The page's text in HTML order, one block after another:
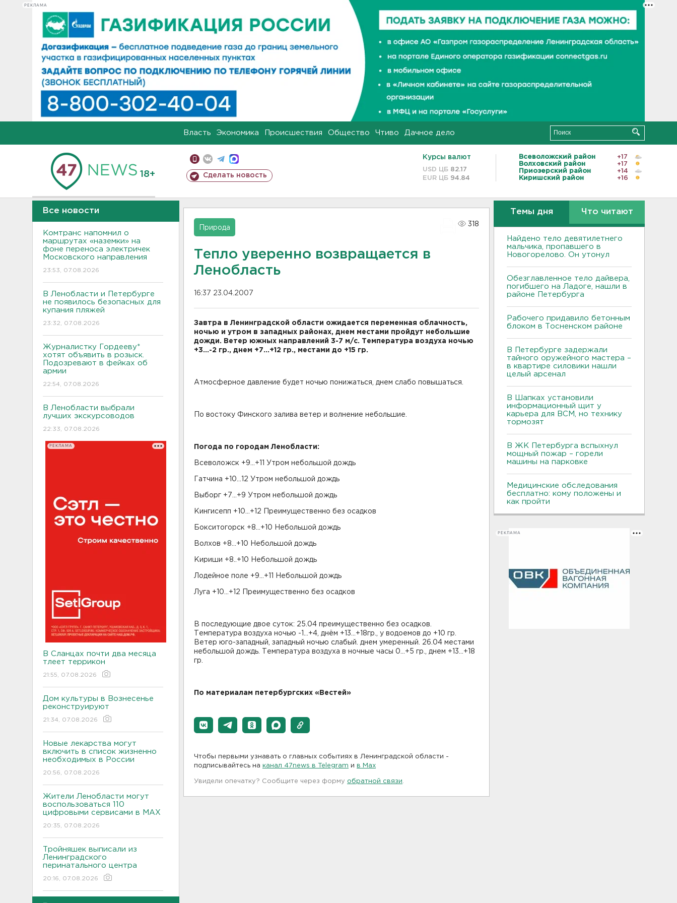
РЕКЛАМА
Власть Экономика Происшествия Общество Чтиво Дачное дело
18+ Сделать новость
Курсы валют
USD ЦБ 82.17
EUR ЦБ 94.84
Всеволожский район
+17
Волховский район
+17
Приозерский район
+14
Киришский район
+16
Все новости
Комтранс напомнил о
маршрутах «наземки» на
фоне переноса электричек
Московского направления
23:53, 07.08.2026
В Ленобласти и Петербурге
не появилось безопасных для
купания пляжей
23:32, 07.08.2026
Журналистку Гордееву*
хотят объявить в розыск.
Подозревают в фейках об
армии
22:54, 07.08.2026
В Ленобласти выбрали
лучших экскурсоводов
22:33, 07.08.2026
РЕКЛАМА
В Сланцах почти два месяца
тлеет террикон
21:55, 07.08.2026
Дом культуры в Вознесенье
реконструируют
21:34, 07.08.2026
Новые лекарства могут
включить в список жизненно
необходимых в России
20:56, 07.08.2026
Жители Ленобласти могут
воспользоваться 110
цифровыми сервисами в МАХ
20:35, 07.08.2026
Тройняшек выписали из
Ленинградского
перинатального центра
20:16, 07.08.2026
Природа
318
Тепло уверенно возвращается в
Ленобласть
16:37 23.04.2007
Завтра в Ленинградской области ожидается переменная облачность,
ночью и утром в западных районах, днем местами пройдут небольшие
дожди. Ветер южных направлений 3-7 м/с. Температура воздуха ночью
+3...-2 гр., днем +7...+12 гр., местами до +15 гр.
Атмосферное давление будет ночью понижаться, днем слабо повышаться.
По востоку Финского залива ветер и волнение небольшие.
Погода по городам Ленобласти:
Всеволожск +9...+11 Утром небольшой дождь
Гатчина +10...12 Утром небольшой дождь
Выборг +7...+9 Утром небольшой дождь
Кингисепп +10...+12 Преимущественно без осадков
Бокситогорск +8...+10 Небольшой дождь
Волхов +8...+10 Небольшой дождь
Кириши +8..+10 Небольшой дождь
Лодейное поле +9...+11 Небольшой дождь
Луга +10...+12 Преимущественно без осадков
В последующие двое суток: 25.04 преимущественно без осадков.
Температура воздуха ночью -1...+4, днём +13...+18гр., у водоемов до +10 гр.
Ветер юго-западный, западный ночью слабый. днем умеренный. 26.04 местами
небольшой дождь. Температура воздуха в ночные часы 0...+5 гр., днем +13...+18
гр.
По материалам петербургских «Вестей»
Чтобы первыми узнавать о главных событиях в Ленинградской области -
подписывайтесь на канал 47news в Telegram и в Maх
Увидели опечатку? Сообщите через форму обратной связи
Темы дня Что читают
Найдено тело девятилетнего
мальчика, пропавшего в
Новогорелово. Он утонул
Обезглавленное тело дайвера,
погибшего на Ладоге, нашли в
районе Петербурга
Рабочего придавило бетонным
блоком в Тосненском районе
В Петербурге задержали
тайного оружейного мастера –
в квартире силовики нашли
целый арсенал
В Шапках установили
информационный щит у
карьера для ВСМ, но технику
тормозят
В ЖК Петербурга вспыхнул
мощный пожар – горели
машины на парковке
Медицинские обследования
бесплатно: кому положены и
как пройти
РЕКЛАМА